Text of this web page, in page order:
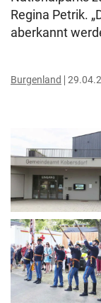
Regina Petrik.
aberkannt
Burgenland